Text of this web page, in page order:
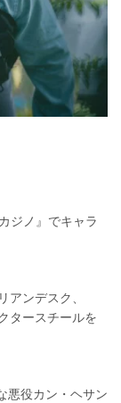
ジノ』でキャラ
アンデスク、
タースチールを
悪役カン・ヘサン